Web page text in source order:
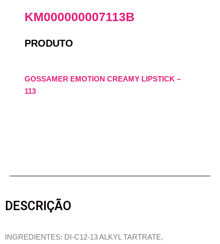
KM000000007113B
PRODUTO
GOSSAMER EMOTION CREAMY LIPSTICK –
113
DESCRIÇÃO
INGREDIENTES: DI-C12-13 ALKYL TARTRATE,